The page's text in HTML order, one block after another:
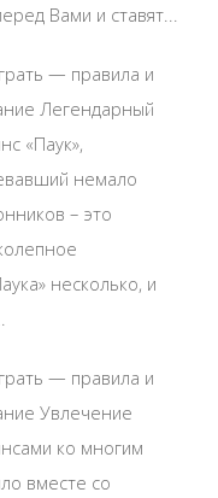
Вами и ставят...
— правила и
Легендарный
«Паук»,
немало
– это
несколько, и
— правила и
Увлечение
ко многим
вместе со